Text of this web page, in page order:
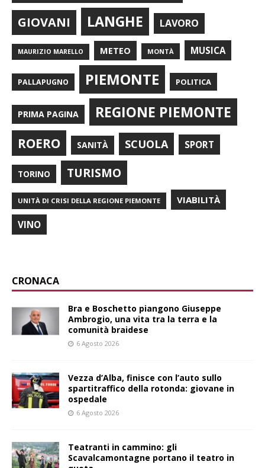
GIOVANI LANGHE LAVORO
MAURIZIO MARELLO METEO MONTÀ MUSICA
PALLAPUGNO PIEMONTE POLITICA
PRIMA PAGINA REGIONE PIEMONTE
ROERO SANITÀ SCUOLA SPORT
TORINO TURISMO
UNITÀ DI CRISI DELLA REGIONE PIEMONTE VIABILITÀ
VINO
CRONACA
Bra e Boschetto piangono Giuseppe
Ambrogio, una vita tra la terra e la
comunità braidese
6 Agosto 2026
Vezza d’Alba, finisce con l’auto sullo
spartitraffico della rotonda: giovane in
ospedale
6 Agosto 2026
Teatranti in cammino: gli
Scavalcamontagne portano il teatro in